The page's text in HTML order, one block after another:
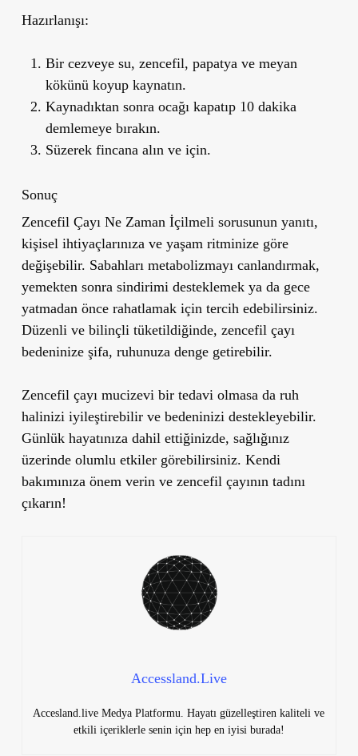
Hazırlanışı:
Bir cezveye su, zencefil, papatya ve meyan
kökünü koyup kaynatın.
Kaynadıktan sonra ocağı kapatıp 10 dakika
demlemeye bırakın.
Süzerek fincana alın ve için.
Sonuç
Zencefil Çayı Ne Zaman İçilmeli sorusunun yanıtı,
kişisel ihtiyaçlarınıza ve yaşam ritminize göre
değişebilir. Sabahları metabolizmayı canlandırmak,
yemekten sonra sindirimi desteklemek ya da gece
yatmadan önce rahatlamak için tercih edebilirsiniz.
Düzenli ve bilinçli tüketildiğinde, zencefil çayı
bedeninize şifa, ruhunuza denge getirebilir.
Zencefil çayı mucizevi bir tedavi olmasa da ruh
halinizi iyileştirebilir ve bedeninizi destekleyebilir.
Günlük hayatınıza dahil ettiğinizde, sağlığınız
üzerinde olumlu etkiler görebilirsiniz. Kendi
bakımınıza önem verin ve zencefil çayının tadını
çıkarın!
Accessland.Live
Accesland.live Medya Platformu. Hayatı güzelleştiren kaliteli ve
etkili içeriklerle senin için hep en iyisi burada!